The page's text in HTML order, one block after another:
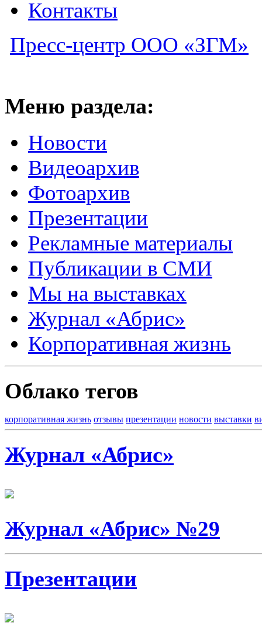
Контакты
Пресс-центр ООО «ЗГМ»
Меню раздела:
Новости
Видеоархив
Фотоархив
Презентации
Рекламные материалы
Публикации в СМИ
Мы на выставках
Журнал «Абрис»
Корпоративная жизнь
Облако тегов
корпоративная жизнь отзывы презентации новости выставки
Журнал «Абрис»
Журнал «Абрис» №29
Презентации